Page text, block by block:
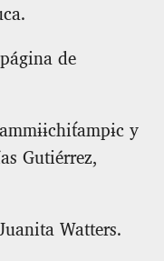
de
y
Gutiérrez,
Watters.